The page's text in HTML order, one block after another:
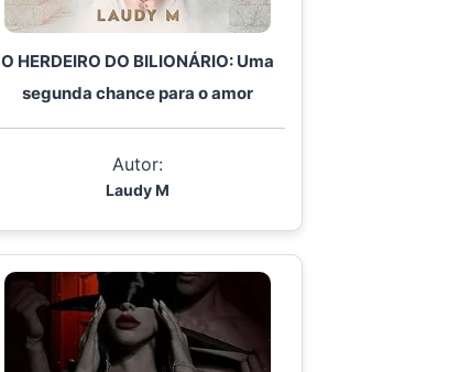
O HERDEIRO DO BILIONÁRIO: Uma
segunda chance para o amor
Autor:
Laudy M